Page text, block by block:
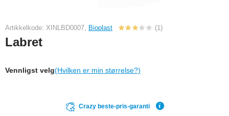
Artikkelkode: XINLBD0007, Bioplast (1)
Labret
Vennligst velg(Hvilken er min størrelse?)
Crazy beste-pris-garanti